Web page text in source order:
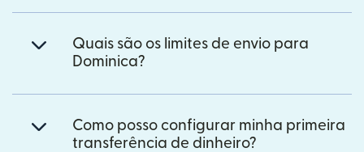
Quais são os limites de envio para
Dominica?
Como posso configurar minha primeira
transferência de dinheiro?